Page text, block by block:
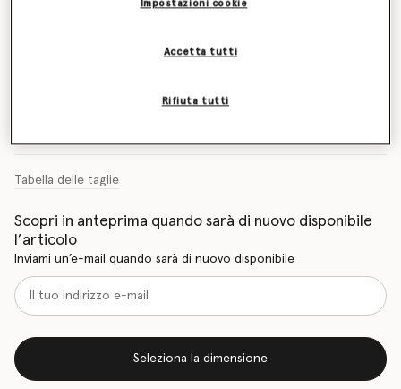
Tabella delle taglie
Scopri in anteprima quando sarà di nuovo disponibile
l’articolo
Inviami un’e-mail quando sarà di nuovo disponibile
Seleziona la dimensione
Impostazioni cookie
Rifiuta tutti
Accetta tutti